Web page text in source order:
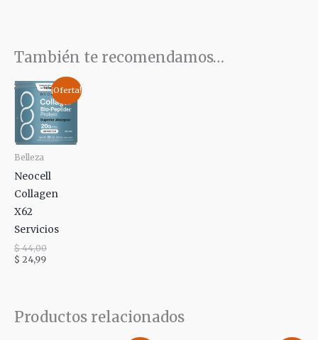
También te recomendamos…
¡Oferta!
Belleza
Neocell
Collagen
X62
Servicios
$44,00
El
precio
original
era:
$ 44,00.
$ 24,99
El
precio
actual
es:
$ 24,99.
Productos relacionados